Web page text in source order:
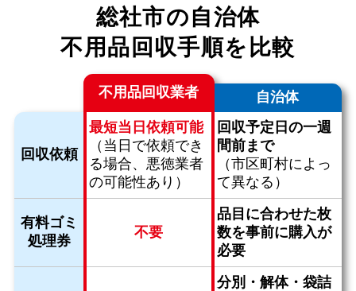
総社市の自治体
不用品回収手順を比較
不用品回収業者 自治体
回収依頼
最短当日依頼可能
（当日で依頼でき
る場合、 悪徳業者
の可能性あり）
回収予定日の一週
間前まで
（市区町村によっ
て異なる）
有料ゴミ
処理券
不要
品目に合わせた枚
数を事前に購入が
必要
分別・解体・袋詰